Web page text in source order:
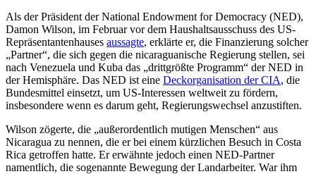
Als der Präsident der National Endowment for Democracy (NED),
Damon Wilson, im Februar vor dem Haushaltsausschuss des US-
Repräsentantenhauses aussagte, erklärte er, die Finanzierung solcher
„Partner“, die sich gegen die nicaraguanische Regierung stellen, sei
nach Venezuela und Kuba das „drittgrößte Programm“ der NED in
der Hemisphäre. Das NED ist eine Deckorganisation der CIA, die
Bundesmittel einsetzt, um US-Interessen weltweit zu fördern,
insbesondere wenn es darum geht, Regierungswechsel anzustiften.
Wilson zögerte, die „außerordentlich mutigen Menschen“ aus
Nicaragua zu nennen, die er bei einem kürzlichen Besuch in Costa
Rica getroffen hatte. Er erwähnte jedoch einen NED-Partner
namentlich, die sogenannte Bewegung der Landarbeiter. War ihm